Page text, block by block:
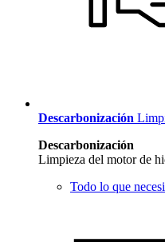
Descarbonización
Descarbonización
Limpieza del motor de
Todo lo que